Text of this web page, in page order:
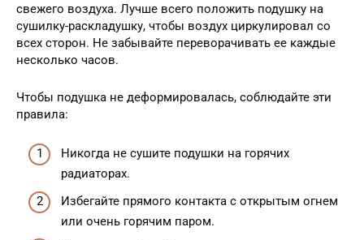
свежего воздуха. Лучше всего положить подушку на
сушилку-раскладушку, чтобы воздух циркулировал со
всех сторон. Не забывайте переворачивать ее каждые
несколько часов.
Чтобы подушка не деформировалась, соблюдайте эти
правила:
Никогда не сушите подушки на горячих
радиаторах.
Избегайте прямого контакта с открытым огнем
или очень горячим паром.